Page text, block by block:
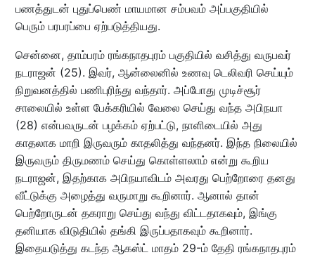
பணத்துடன் புதுப்பெண் மாயமான சம்பவம் அப்பகுதியில்
பெரும் பரபரப்பை ஏற்படுத்தியது.
சென்னை, தாம்பரம் ரங்கநாதபுரம் பகுதியில் வசித்து வருபவர்
நடராஜன் (25). இவர், ஆன்லைனில் உணவு டெலிவரி செய்யும்
நிறுவனத்தில் பணிபுரிந்து வந்தார். அப்போது முடிச்சூர்
சாலையில் உள்ள பேக்கரியில் வேலை செய்து வந்த அபிநயா
(28) என்பவருடன் பழக்கம் ஏற்பட்டு, நாளிடையில் அது
காதலாக மாறி இருவரும் காதலித்து வந்தனர். இந்த நிலையில்
இருவரும் திருமணம் செய்து கொள்ளலாம் என்று கூறிய
நடராஜன், இதற்காக அபிநயாவிடம் அவரது பெற்றோரை தனது
வீட்டுக்கு அழைத்து வருமாறு கூறினார். ஆனால் தான்
பெற்றோருடன் தகராறு செய்து வந்து விட்டதாகவும், இங்கு
தனியாக விடுதியில் தங்கி இருப்பதாகவும் கூறினார்.
இதையடுத்து கடந்த ஆகஸ்ட் மாதம் 29-ம் தேதி ரங்கநாதபுரம்